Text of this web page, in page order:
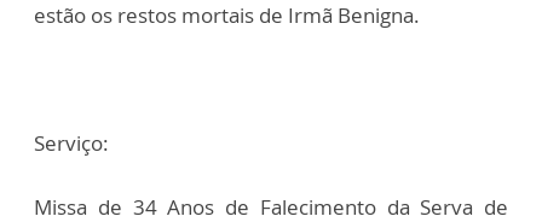
estão os restos mortais de Irmã Benigna.
Serviço:
Missa de 34 Anos de Falecimento da Serva de